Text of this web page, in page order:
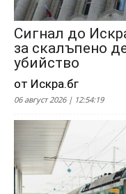
Сигнал до
за скалъпено
убийство
от Искра.бг
06 август 2026 | 12:54:19